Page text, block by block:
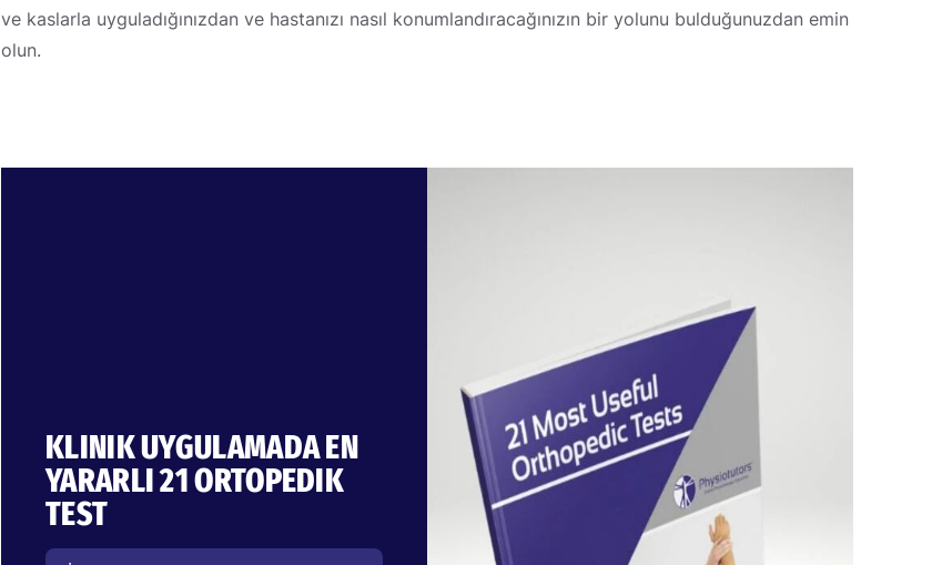
ve kaslarla uyguladığınızdan ve hastanızı nasıl konumlandıracağınızın bir yolunu bulduğunuzdan emin
olun.
KLINIK UYGULAMADA EN
YARARLI 21 ORTOPEDIK
TEST